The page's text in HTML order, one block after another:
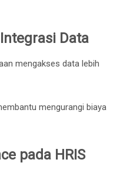
Data
mengakses data lebih
mengurangi biaya
pada HRIS